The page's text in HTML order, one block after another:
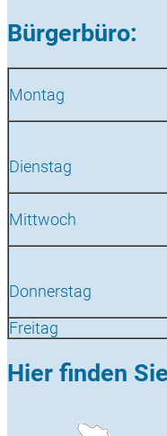
Bürgerbüro:
Montag
Dienstag
Mittwoch
Donnerstag
Freitag
Hier finden